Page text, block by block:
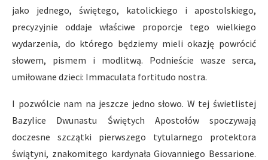
jako jednego, świętego, katolickiego i apostolskiego,
precyzyjnie oddaje właściwe proporcje tego wielkiego
wydarzenia, do którego będziemy mieli okazję powrócić
słowem, pismem i modlitwą. Podnieście wasze serca,
umiłowane dzieci: Immaculata fortitudo nostra.
I pozwólcie nam na jeszcze jedno słowo. W tej świetlistej
Bazylice Dwunastu Świętych Apostołów spoczywają
doczesne szczątki pierwszego tytularnego protektora
świątyni, znakomitego kardynała Giovanniego Bessarione.